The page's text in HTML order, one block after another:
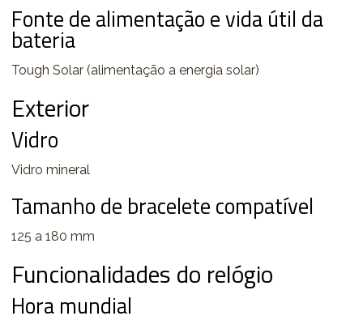
Fonte de alimentação e vida útil da
bateria
Tough Solar (alimentação a energia solar)
Exterior
Vidro
Vidro mineral
Tamanho de bracelete compatível
125 a 180 mm
Funcionalidades do relógio
Hora mundial